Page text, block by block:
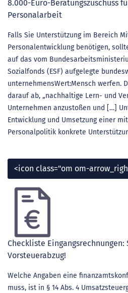
8.000-Euro-Beratungszuschuss
Personalarbeit
Falls Sie Unterstützung im Bereich
Personalentwicklung benötigen,
auf das vom
Sozialfonds (ESF) aufgelegte
unternehmensWert:Mensch werfen.
darauf ab, „nachhaltige Lern- und
Unternehmen anzustoßen und […]
Entwicklung und Umsetzung einer
Personalpolitik konkrete
<icon class="om om-
Checkliste Eingangsrechnungen:
Vorsteuerabzug!
Welche Angaben eine
muss, ist in § 14 Abs. 4